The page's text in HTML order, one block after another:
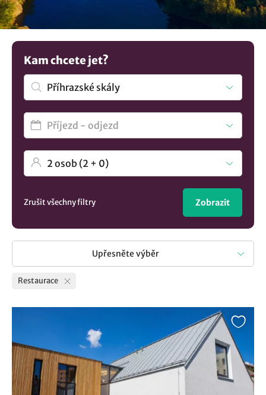
alespoň nabízí pobyt se stravou. Můžete mít možnost
vychutnat si výtečná domácí jídla přímo v místě pobytu.
Máte jinou představu? V nabídce máme více možností
ubytování v lokalitě Příhrazské skály
Kam chcete jet?
Zrušit všechny filtry Zobrazit
Upřesněte výběr
Restaurace